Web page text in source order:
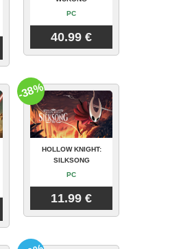
PC
40.99 €
HOLLOW KNIGHT:
SILKSONG
PC
11.99 €
-38%